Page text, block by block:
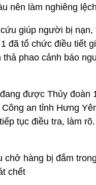
nên làm nghiêng
giúp người bị nạn,
đã tổ chức điều tiết
phao cảnh báo
được Thủy đoàn
an tỉnh Hưng
tục điều tra, làm rõ.
chở hàng bị đắm
chết